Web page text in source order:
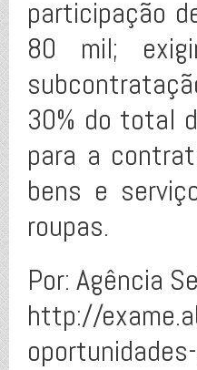
participação
80 mil;
30% do total
para a
bens e
roupas.
Por: Agência
http://